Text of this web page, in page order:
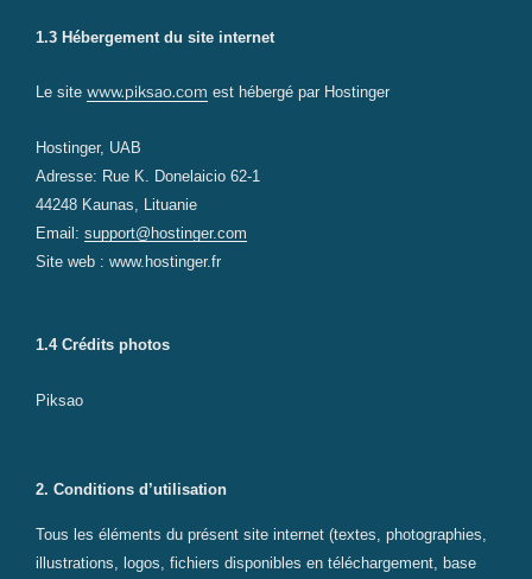
1.3 Hébergement du site internet
Le site www.piksao.com est hébergé par Hostinger
Hostinger, UAB
Adresse: Rue K. Donelaicio 62-1
44248 Kaunas, Lituanie
Email: support@hostinger.com
Site web : www.hostinger.fr
1.4 Crédits photos
Piksao
2. Conditions d’utilisation
Tous les éléments du présent site internet (textes, photographies,
illustrations, logos, fichiers disponibles en téléchargement, base